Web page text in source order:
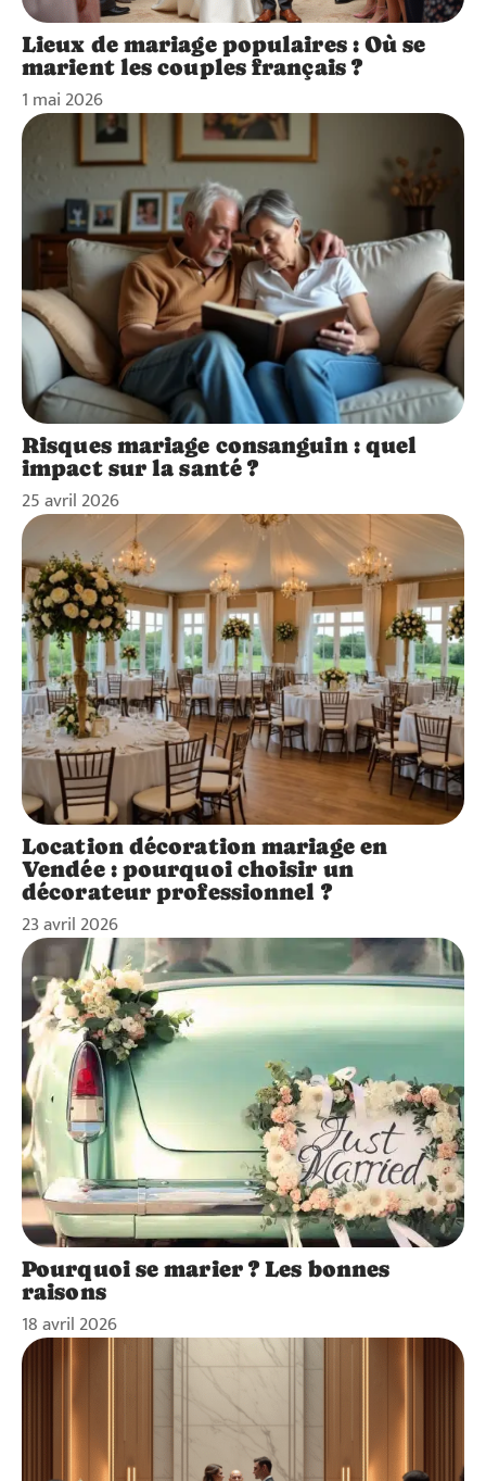
Lieux de mariage populaires : Où se
marient les couples français ?
1 mai 2026
Risques mariage consanguin : quel
impact sur la santé ?
25 avril 2026
Location décoration mariage en
Vendée : pourquoi choisir un
décorateur professionnel ?
23 avril 2026
Pourquoi se marier ? Les bonnes
raisons
18 avril 2026